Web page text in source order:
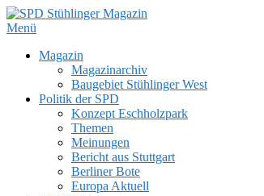
Zum
Inhalt
Menü
Primäres
Magazin
Magazinarchiv
Baugebiet Stühlinger West
Politik der SPD
Konzept Eschholzpark
Themen
Meinungen
Bericht aus Stuttgart
Berliner Bote
Europa Aktuell